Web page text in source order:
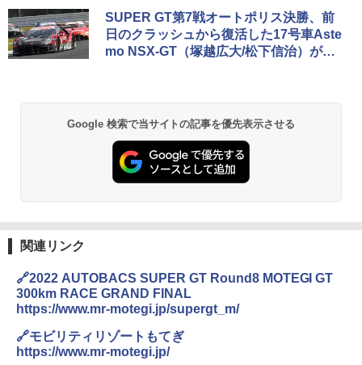
SUPER GT第7戦オートポリス決勝、前
日のクラッシュから復活した17号車Aste
mo NSX-GT（塚越広大/松下信治）が今
Google 検索で当サイトの記事を優先表示させる
関連リンク
🔗2022 AUTOBACS SUPER GT Round8 MOTEGI GT
300km RACE GRAND FINAL
https://www.mr-motegi.jp/supergt_m/
🔗モビリティリゾートもてぎ
https://www.mr-motegi.jp/